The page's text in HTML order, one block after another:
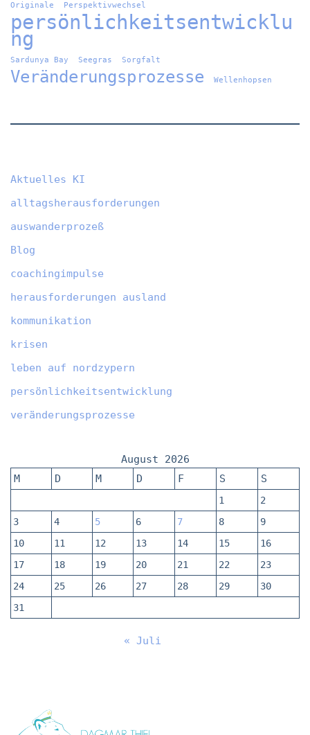
Originale Perspektivwechsel
persönlichkeitsentwicklu
ng
Sardunya Bay Seegras Sorgfalt
Veränderungsprozesse Wellenhopsen
Aktuelles KI
alltagsherausforderungen
auswanderprozeß
Blog
coachingimpulse
herausforderungen ausland
kommunikation
krisen
leben auf nordzypern
persönlichkeitsentwicklung
veränderungsprozesse
August 2026
M
D M D F S S
1
2
3
4 5 6 7 8
9
10
11 12 13 14 15
16
17
18 19 20 21 22
23
24
25 26 27 28 29
30
31
« Juli